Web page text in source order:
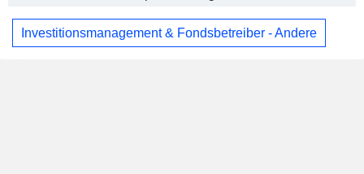
Investitionsmanagement & Fondsbetreiber - Andere